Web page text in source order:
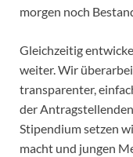
morgen noch
Gleichzeitig
weiter. Wir
transparenter,
der
Stipendium setzen
macht und jungen